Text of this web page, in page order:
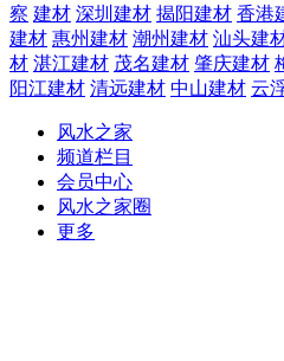
察 建材 深圳建材 揭阳建材 香港
建材 惠州建材 潮州建材 汕头建
材 湛江建材 茂名建材 肇庆建材
阳江建材 清远建材 中山建材 云
风水之家
频道栏目
会员中心
风水之家圈
更多